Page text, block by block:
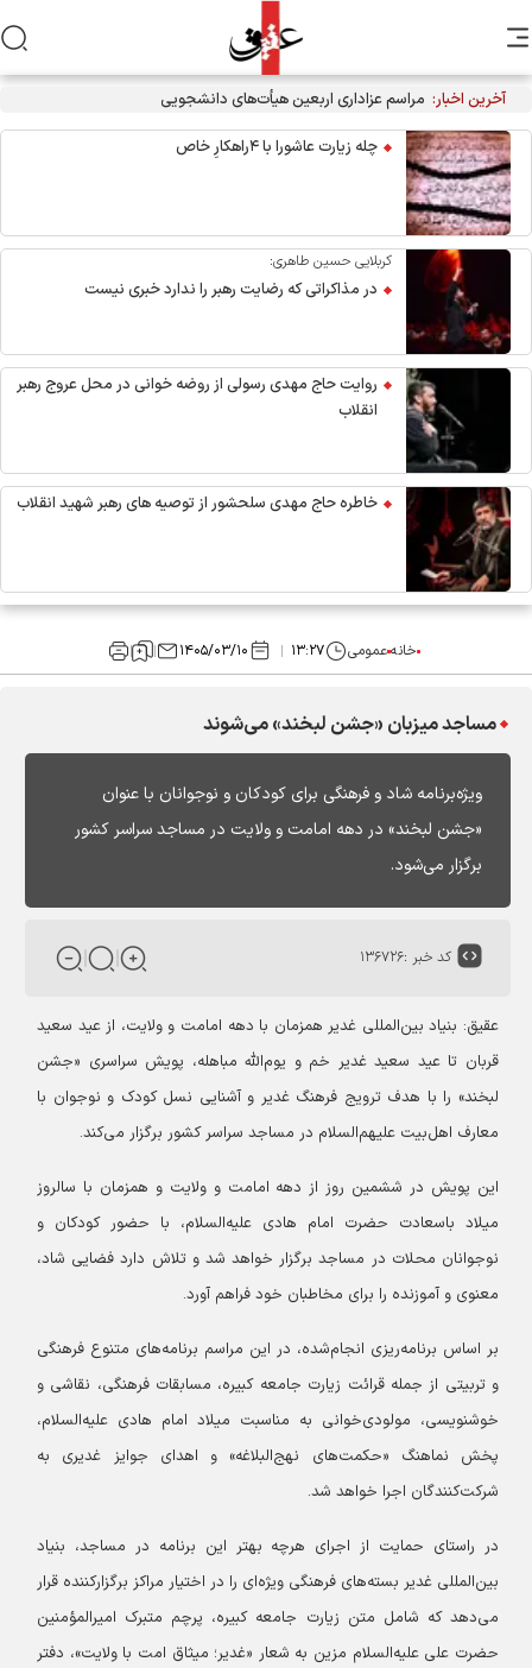
آخرین اخبار: مراسم عزاداری اربعین هیأت‌های دانشجویی در جوار محل شهادت
رهبر انقلاب
چله زیارت عاشورا با ۴راهکارِ خاص
کربلایی حسین طاهری:
در مذاکراتی که رضایت رهبر را ندارد خبری نیست
روایت حاج مهدی رسولی از روضه خوانی در محل عروج رهبر
انقلاب
خاطره حاج مهدی سلحشور از توصیه های رهبر شهید انقلاب
خانهعمومی ۱۳:۲۷ ۱۴۰۵/۰۳/۱۰
مساجد میزبان «جشن لبخند» می‌شوند
ویژه‌برنامه‌ شاد و فرهنگی برای کودکان و نوجوانان با عنوان
«جشن لبخند» در دهه امامت و ولایت در مساجد سراسر کشور
برگزار می‌شود.
کد خبر :۱۳۶۷۲۶
عقیق: بنیاد بین‌المللی غدیر همزمان با دهه امامت و ولایت، از عید سعید
قربان تا عید سعید غدیر خم و یوم‌الله مباهله، پویش سراسری «جشن
لبخند» را با هدف ترویج فرهنگ غدیر و آشنایی نسل کودک و نوجوان با
معارف اهل‌بیت علیهم‌السلام در مساجد سراسر کشور برگزار می‌کند.
این پویش در ششمین روز از دهه امامت و ولایت و همزمان با سالروز
میلاد باسعادت حضرت امام هادی علیه‌السلام، با حضور کودکان و
نوجوانان محلات در مساجد برگزار خواهد شد و تلاش دارد فضایی شاد،
معنوی و آموزنده را برای مخاطبان خود فراهم آورد.
بر اساس برنامه‌ریزی انجام‌شده، در این مراسم برنامه‌های متنوع فرهنگی
و تربیتی از جمله قرائت زیارت جامعه کبیره، مسابقات فرهنگی، نقاشی و
خوشنویسی، مولودی‌خوانی به مناسبت میلاد امام هادی علیه‌السلام،
پخش نماهنگ «حکمت‌های نهج‌البلاغه» و اهدای جوایز غدیری به
شرکت‌کنندگان اجرا خواهد شد.
در راستای حمایت از اجرای هرچه بهتر این برنامه در مساجد، بنیاد
بین‌المللی غدیر بسته‌های فرهنگی ویژه‌ای را در اختیار مراکز برگزارکننده قرار
می‌دهد که شامل متن زیارت جامعه کبیره، پرچم متبرک امیرالمؤمنین
حضرت علی علیه‌السلام مزین به شعار «غدیر؛ میثاق امت با ولایت»، دفتر